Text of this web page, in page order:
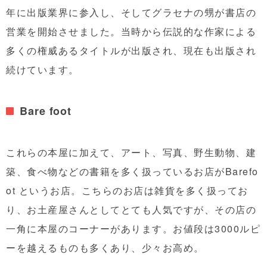
年に出版業界に参入し、そしてグラセナの甥が書店の
営業を開始させました。当時から伝説的な作家による
多くの権威あるタイトルが出版され、現在も出版され
続けています。
Bare foot
これらの本屋に加えて、アート、写真、野生動物、建
築、食べ物などの書籍を多く扱っているお店がBarefo
ot というお店。こちらのお店は雑貨を多く扱ってお
り、お土産屋さんとしてとても人気ですが、その店の
一角に本屋のコーナーがあります。お値段は3000ルピ
ーを越えるものも多くあり、少々お高め。